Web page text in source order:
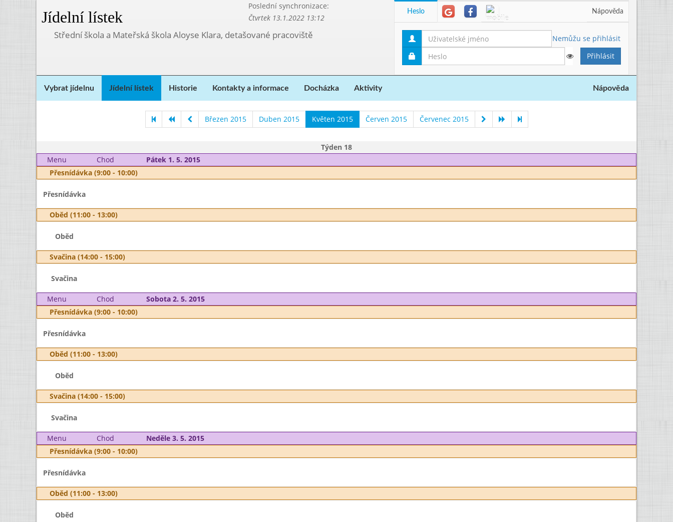
Jídelní lístek
Poslední synchronizace:
Čtvrtek 13.1.2022 13:12
Střední škola a Mateřská škola Aloyse Klara, detašované pracoviště
Heslo Nápověda
Nemůžu se přihlásit
Vybrat jídelnu Jídelní lístek Historie Kontakty a informace Docházka Aktivity Nápověda
Březen 2015 Duben 2015 Květen 2015 Červen 2015 Červenec 2015
Týden 18
Menu
Chod
Pátek 1. 5. 2015
Přesnídávka (9:00 - 10:00)
Přesnídávka
Oběd (11:00 - 13:00)
Oběd
Svačina (14:00 - 15:00)
Svačina
Menu Chod
Sobota 2. 5. 2015
Přesnídávka (9:00 - 10:00)
Přesnídávka
Oběd (11:00 - 13:00)
Oběd
Svačina (14:00 - 15:00)
Svačina
Menu Chod
Neděle 3. 5. 2015
Přesnídávka (9:00 - 10:00)
Přesnídávka
Oběd (11:00 - 13:00)
Oběd